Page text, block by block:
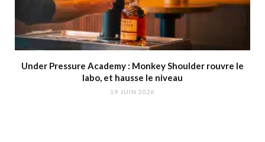
Under Pressure Academy : Monkey Shoulder rouvre le
labo, et hausse le niveau
19 JUIN 2026